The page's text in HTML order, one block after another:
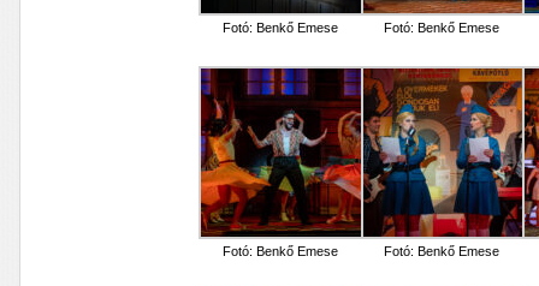
Fotó: Benkő Emese Fotó: Benkő Emese
Fotó: Benkő Emese Fotó: Benkő Emese